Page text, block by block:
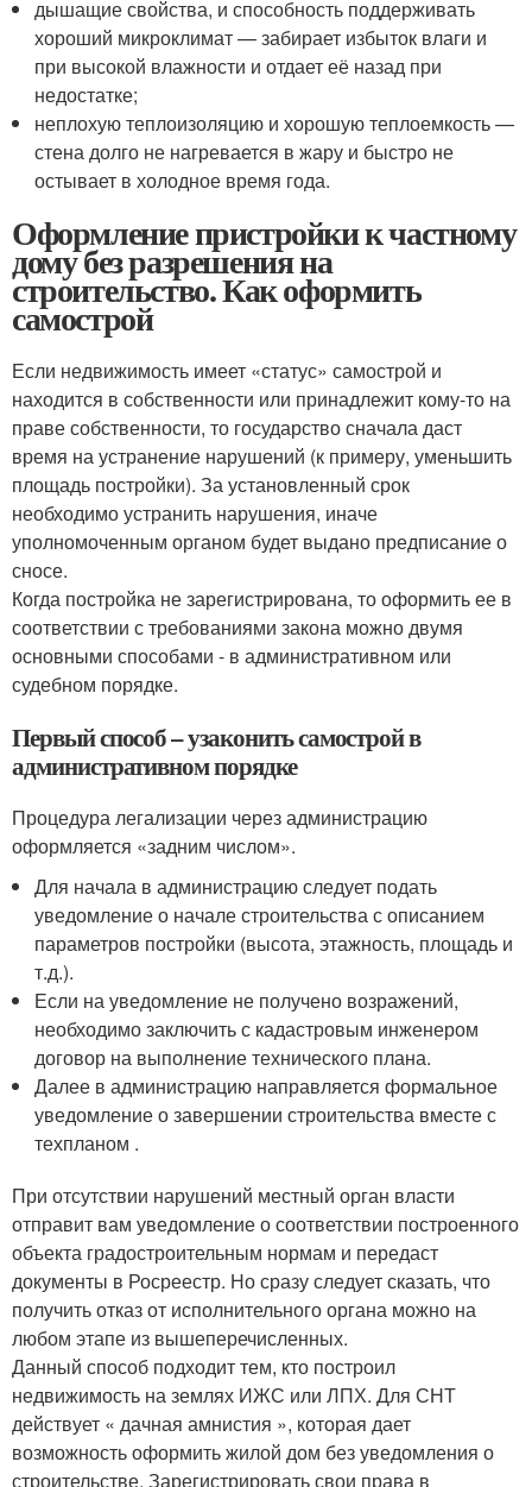
дышащие свойства, и способность поддерживать
хороший микроклимат — забирает избыток влаги и
при высокой влажности и отдает её назад при
недостатке;
неплохую теплоизоляцию и хорошую теплоемкость —
стена долго не нагревается в жару и быстро не
остывает в холодное время года.
Оформление пристройки к частному
дому без разрешения на
строительство. Как оформить
самострой
Если недвижимость имеет «статус» самострой и
находится в собственности или принадлежит кому-то на
праве собственности, то государство сначала даст
время на устранение нарушений (к примеру, уменьшить
площадь постройки). За установленный срок
необходимо устранить нарушения, иначе
уполномоченным органом будет выдано предписание о
сносе.
Когда постройка не зарегистрирована, то оформить ее в
соответствии с требованиями закона можно двумя
основными способами - в административном или
судебном порядке.
Первый способ – узаконить самострой в
административном порядке
Процедура легализации через администрацию
оформляется «задним числом».
Для начала в администрацию следует подать
уведомление о начале строительства с описанием
параметров постройки (высота, этажность, площадь и
т.д.).
Если на уведомление не получено возражений,
необходимо заключить с кадастровым инженером
договор на выполнение технического плана.
Далее в администрацию направляется формальное
уведомление о завершении строительства вместе с
техпланом .
При отсутствии нарушений местный орган власти
отправит вам уведомление о соответствии построенного
объекта градостроительным нормам и передаст
документы в Росреестр. Но сразу следует сказать, что
получить отказ от исполнительного органа можно на
любом этапе из вышеперечисленных.
Данный способ подходит тем, кто построил
недвижимость на землях ИЖС или ЛПХ. Для СНТ
действует « дачная амнистия », которая дает
возможность оформить жилой дом без уведомления о
строительстве. Зарегистрировать свои права в